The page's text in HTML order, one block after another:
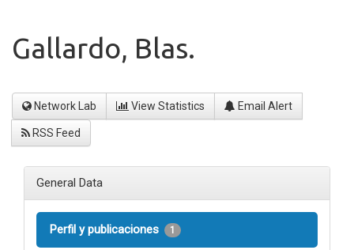
Gallardo, Blas.
Network Lab View Statistics Email Alert
RSS Feed
General Data
Perfil y publicaciones 1